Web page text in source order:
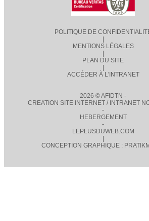
POLITIQUE DE
MENTIONS LÉGALES
PLAN DU SITE
ACCÉDER À L'INTRANET
2026 © AFIDTN -
CREATION SITE INTERNET / INTRANET
-
HEBERGEMENT
-
LEPLUSDUWEB.COM
CONCEPTION GRAPHIQUE :